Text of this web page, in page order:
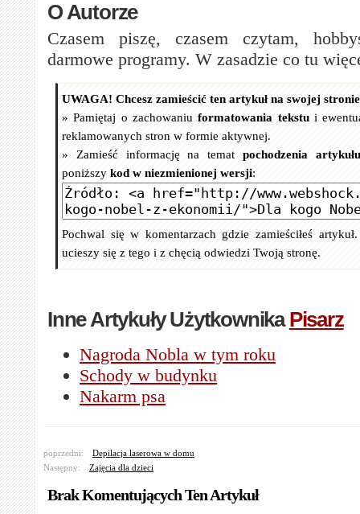
O Autorze
Czasem piszę, czasem czytam,
darmowe programy. W zasadzie co tu
UWAGA! Chcesz zamieścić ten artykuł na swojej
» Pamiętaj o zachowaniuformatowania tekstui
reklamowanych stron w formie aktywnej.
» Zamieść informację na temat pochodzenia artykułu
poniższy kod w niezmienionej wersji:
Pochwal się w komentarzach gdzie zamieściłeś
ucieszy się z tego i z chęcią odwiedzi Twoją stronę.
Inne Artykuły UżytkownikaPisarz
Nagroda Nobla w tym roku
Schody w budynku
Nakarm psa
poprzedni:
Depilacja laserowa w domu
Następny:
Zajęcia dla dzieci
Brak Komentujących Ten Artykuł